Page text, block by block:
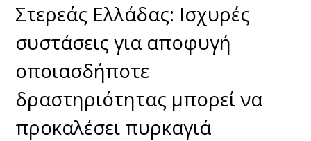
Στερεάς Ελλάδας: Ισχυρές
συστάσεις για αποφυγή
οποιασδήποτε
δραστηριότητας μπορεί να
προκαλέσει πυρκαγιά